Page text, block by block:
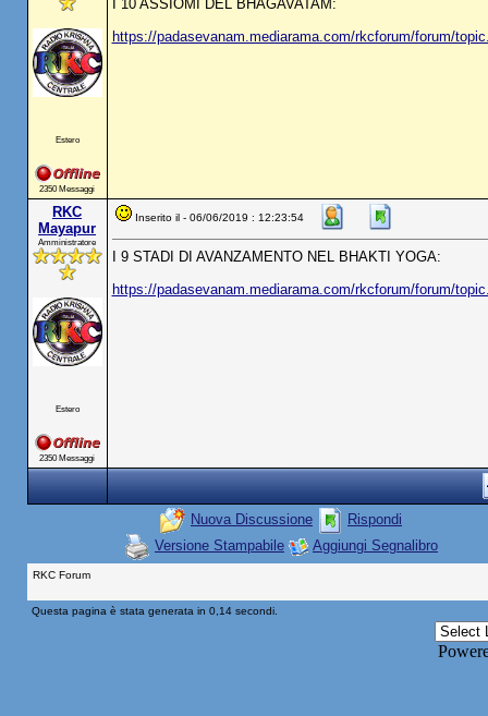
Estero
2350 Messaggi
I 10 ASSIOMI DEL BHAGAVATAM:
https://padasevanam.mediarama.com/rkcforum/forum/
RKC
Mayapur
Amministratore
Estero
2350 Messaggi
Inserito il - 06/06/2019 : 12:23:54
I 9 STADI DI AVANZAMENTO NEL BHAKTI YOGA:
https://padasevanam.mediarama.com/rkcforum/forum/
Nuova Discussione
Rispondi
Versione Stampabile
Aggiungi Segnalibro
RKC Forum
Questa pagina è stata generata in 0,14 secondi.